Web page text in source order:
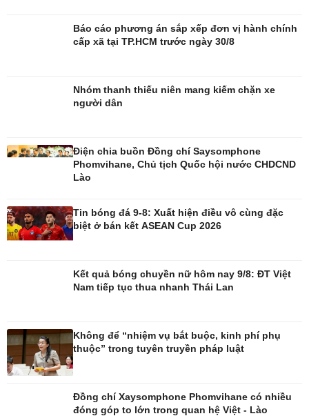
Sao Việt
Du lịch
check-in
Báo cáo phương án sắp xếp đơn vị hành chính
cấp xã tại TP.HCM trước ngày 30/8
Nhóm thanh thiếu niên mang kiếm chặn xe
người dân
Điện chia buồn Đồng chí Saysomphone
Phomvihane, Chủ tịch Quốc hội nước CHDCND
Lào
Tin bóng đá 9-8: Xuất hiện điều vô cùng đặc
biệt ở bán kết ASEAN Cup 2026
Kết quả bóng chuyền nữ hôm nay 9/8: ĐT Việt
Nam tiếp tục thua nhanh Thái Lan
Không để “nhiệm vụ bắt buộc, kinh phí phụ
thuộc” trong tuyên truyền pháp luật
Đồng chí Xaysomphone Phomvihane có nhiều
đóng góp to lớn trong quan hệ Việt - Lào